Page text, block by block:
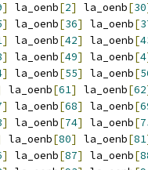
] la_oenb[2] la_oenb[30
] la_oenb[36] la_oenb[
] la_oenb[42] la_oenb[
] la_oenb[49] la_oenb[4
] la_oenb[55] la_oenb[
la_oenb[61] la_oenb[62
] la_oenb[68] la_oenb[
] la_oenb[74] la_oenb[
la_oenb[80] la_oenb[81
] la_oenb[87] la_oenb[